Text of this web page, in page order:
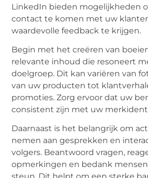
LinkedIn bieden mogelijkheden
contact te komen met uw
waardevolle feedback te krijgen.
Begin met het creëren van
relevante inhoud die resoneert
doelgroep. Dit kan variëren van
van uw producten tot
promoties. Zorg ervoor dat uw
consistent zijn met uw
Daarnaast is het belangrijk om
nemen aan gesprekken en
volgers. Beantwoord vragen,
opmerkingen en bedank